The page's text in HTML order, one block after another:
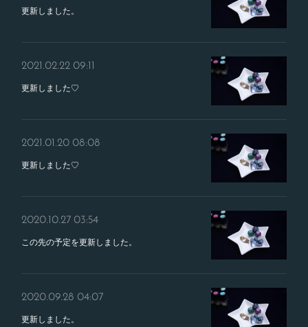
更新しました。
2021.02.22 09:11
更新しました♡
2021.01.20 08:08
更新しました♡
2020.10.27 03:54
この先の予定を更新しました。
2020.09.28 04:07
更新しました。